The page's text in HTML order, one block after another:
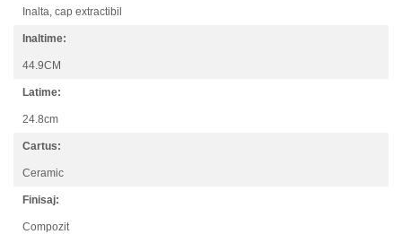
Inalta, cap extractibil
Inaltime:
44.9CM
Latime:
24.8cm
Cartus:
Ceramic
Finisaj:
Compozit